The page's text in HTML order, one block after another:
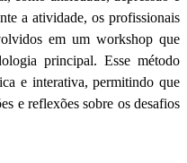
a atividade, os profissionais
em um workshop que
principal. Esse método
e interativa, permitindo que
e reflexões sobre os desafios